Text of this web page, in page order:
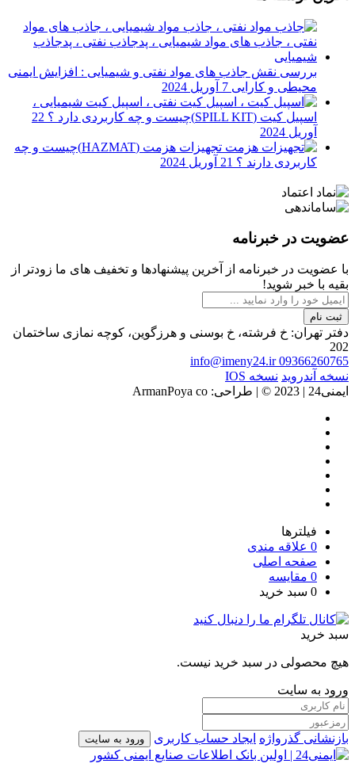
بررسی نقش جاذب های مواد نفتی و شیمیایی : افزایش ایمنی
محیطی و کارایی 7 آوریل 2024
اسپیل کیت (SPILL KIT)چیست و چه کاربردی دارد ؟
22
آوریل 2024
تجهیزات هزمت (HAZMAT)چیست و چه
کاربردی دارند ؟ 21 آوریل 2024
عضویت در خبرنامه
با عضویت در خبرنامه از آخرین پیشنهادها و تخفیف های ما زودتر از
بقیه با خبر شوید!
ثبت نام
دفتر تهران: خ فرشته، خ بوسنی و هرزگوین، کوچه نمازی ساختمان
202
09366260765
info@imeny24.ir
نسخه آندروید نسخه IOS
ایمنی24 | 2023 ©️ | طراحی: ArmanPoya co
فیلترها
0 علاقه مندی
صفحه اصلی
0 مقایسه
0 سبد خرید
سبد خرید
هیچ محصولی در سبد خرید نیست.
ورود به سایت
بازنشانی گذرواژه ایجاد حساب کاربری ورود به سایت